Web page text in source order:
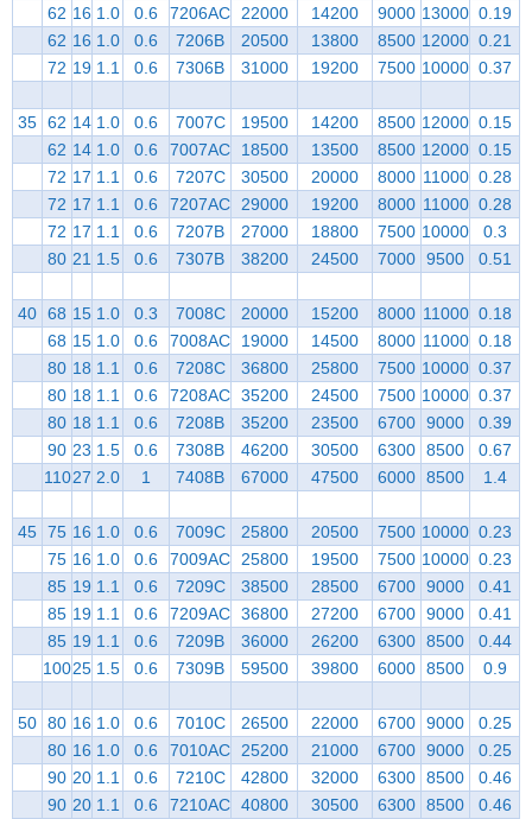
62 16 1.0 0.6 7206AC 22000 14200 9000 13000 0.19
62 16 1.0 0.6 7206B 20500 13800 8500 12000 0.21
72 19 1.1 0.6 7306B 31000 19200 7500 10000 0.37
35 62 14 1.0 0.6 7007C 19500 14200 8500 12000 0.15
62 14 1.0 0.6 7007AC 18500 13500 8500 12000 0.15
72 17 1.1 0.6 7207C 30500 20000 8000 11000 0.28
72 17 1.1 0.6 7207AC 29000 19200 8000 11000 0.28
72 17 1.1 0.6 7207B 27000 18800 7500 10000
0.3
80 21 1.5 0.6 7307B 38200 24500 7000 9500 0.51
40 68 15 1.0 0.3 7008C 20000 15200 8000 11000 0.18
68 15 1.0 0.6 7008AC 19000 14500 8000 11000 0.18
80 18 1.1 0.6 7208C 36800 25800 7500 10000 0.37
80 18 1.1 0.6 7208AC 35200 24500 7500 10000 0.37
80 18 1.1 0.6 7208B 35200 23500 6700 9000
0.39
90 23 1.5 0.6 7308B 46200 30500 6300 8500
0.67
11027 2.0 1 7408B 67000 47500 6000 8500 1.4
45 75 16 1.0 0.6 7009C 25800 20500 7500 10000 0.23
75 16 1.0 0.6 7009AC 25800 19500 7500 10000 0.23
85 19 1.1 0.6 7209C 38500 28500 6700 9000
0.41
85 19 1.1 0.6 7209AC 36800 27200 6700 9000
0.41
85 19 1.1 0.6 7209B 36000 26200 6300 8500
0.44
10025 1.5 0.6 7309B 59500 39800 6000 8500 0.9
50 80 16 1.0 0.6 7010C 26500 22000 6700 9000
0.25
80 16 1.0 0.6 7010AC 25200 21000 6700 9000
0.25
90 20 1.1 0.6 7210C 42800 32000 6300 8500
0.46
90 20 1.1 0.6 7210AC 40800 30500 6300 8500 0.46